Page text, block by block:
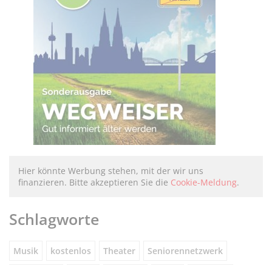
Hier könnte Werbung stehen, mit der wir uns
finanzieren. Bitte akzeptieren Sie die Cookie-Meldung.
Schlagworte
Musik kostenlos Theater Seniorennetzwerk